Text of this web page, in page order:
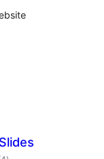
Bewertungen